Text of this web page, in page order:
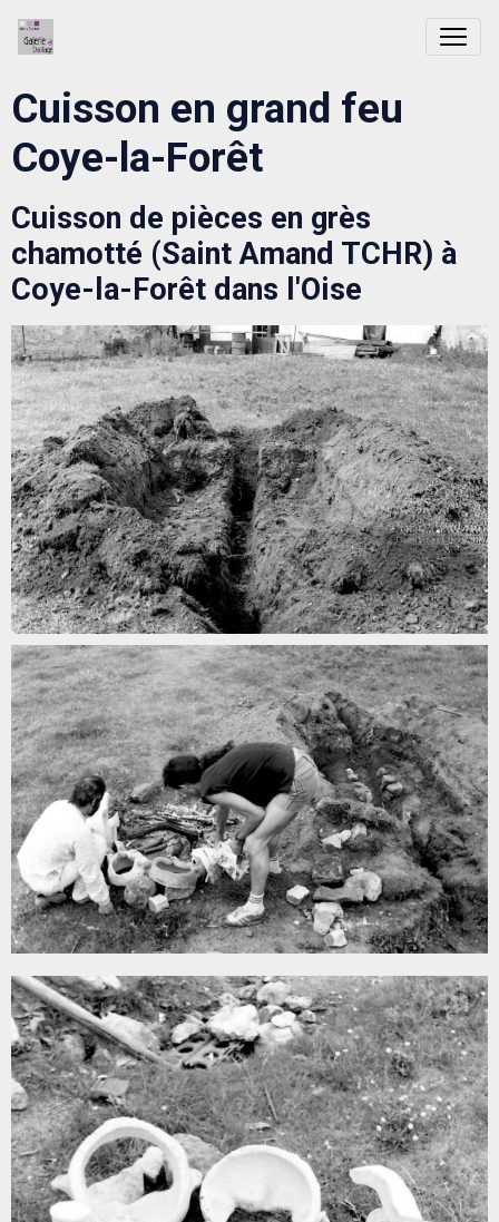
Cuisson en grand feu
Coye-la-Forêt
Cuisson de pièces en grès
chamotté (Saint Amand TCHR) à
Coye-la-Forêt dans l'Oise